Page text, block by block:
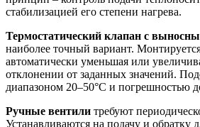
стабилизацией его степени нагрева.
Термостатический клапан с
наиболее точный вариант.
автоматически уменьшая или
отклонении от заданных значений.
диапазоном 20–50°C и погрешностью
Ручные вентили требуют
Устанавливаются на подачу и обратку